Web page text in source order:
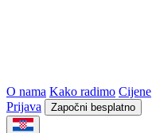
O nama Kako radimo Cijene
Prijava
Započni besplatno